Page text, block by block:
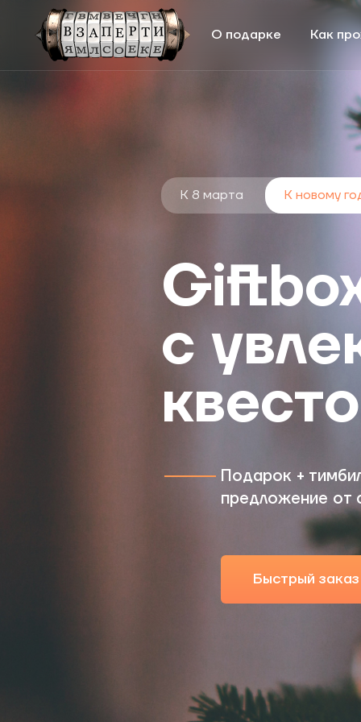
О подарке Как
К 8 марта К новому
с
Подарок +
предложение от
Быстрый заказ